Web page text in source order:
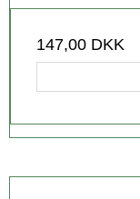
147,00 DKK